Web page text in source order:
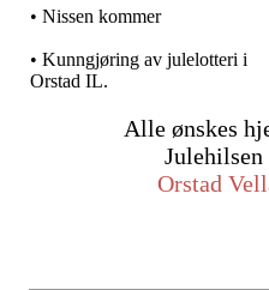
• Nissen kommer
• Kunngjøring av julelotteri i
Orstad IL.
Alle ønskes
Orstad